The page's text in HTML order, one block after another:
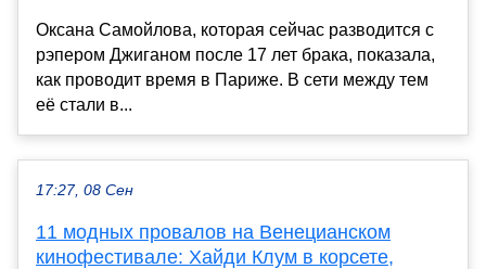
Оксана Самойлова, которая сейчас разводится с
рэпером Джиганом после 17 лет брака, показала,
как проводит время в Париже. В сети между тем
её стали в...
17:27, 08 Сен
11 модных провалов на Венецианском
кинофестивале: Хайди Клум в корсете,